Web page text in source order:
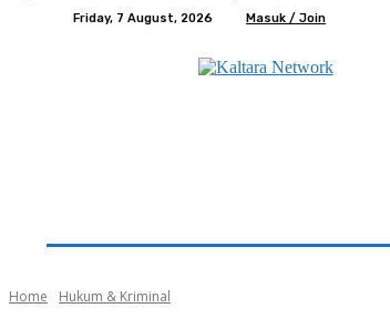
Friday, 7 August, 2026 Masuk / Join
Home Hukum & Kriminal